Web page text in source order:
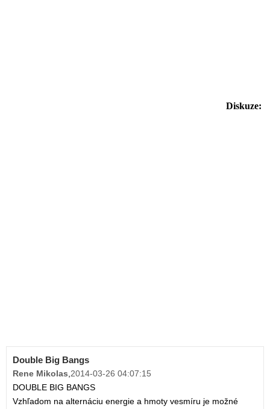
Diskuze:
Double Big Bangs
Rene Mikolas 2014-03-26 04:07:15
DOUBLE BIG BANGS
Vzhľadom na alternáciu energie a hmoty vesmíru je možné